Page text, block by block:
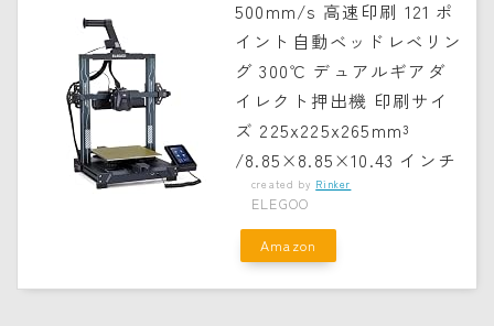
500mm/s 高速印刷 121 ポ
イント自動ベッドレベリン
グ 300℃ デュアルギアダ
イレクト押出機 印刷サイ
ズ 225x225x265mm³
/8.85×8.85×10.43 インチ
created by Rinker
ELEGOO
Amazon